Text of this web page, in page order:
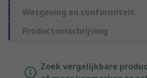
Wetgeving en conformiteit
Productomschrijving
Zoek vergelijkbare